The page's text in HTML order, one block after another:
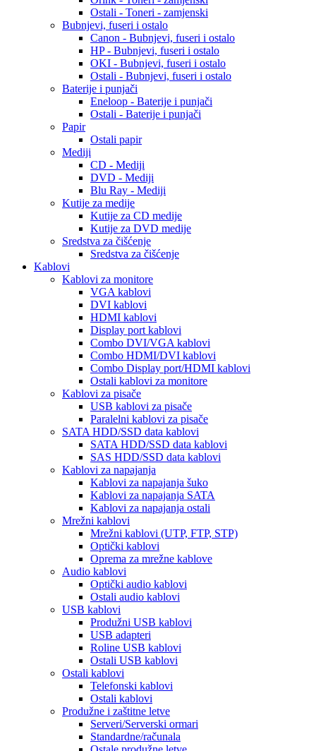
Ostali - Toneri - zamjenski
Bubnjevi, fuseri i ostalo
Canon - Bubnjevi, fuseri i ostalo
HP - Bubnjevi, fuseri i ostalo
OKI - Bubnjevi, fuseri i ostalo
Ostali - Bubnjevi, fuseri i ostalo
Baterije i punjači
Eneloop - Baterije i punjači
Ostali - Baterije i punjači
Papir
Ostali papir
Mediji
CD - Mediji
DVD - Mediji
Blu Ray - Mediji
Kutije za medije
Kutije za CD medije
Kutije za DVD medije
Sredstva za čišćenje
Sredstva za čišćenje
Kablovi
Kablovi za monitore
VGA kablovi
DVI kablovi
HDMI kablovi
Display port kablovi
Combo DVI/VGA kablovi
Combo HDMI/DVI kablovi
Combo Display port/HDMI kablovi
Ostali kablovi za monitore
Kablovi za pisače
USB kablovi za pisače
Paralelni kablovi za pisače
SATA HDD/SSD data kablovi
SATA HDD/SSD data kablovi
SAS HDD/SSD data kablovi
Kablovi za napajanja
Kablovi za napajanja šuko
Kablovi za napajanja SATA
Kablovi za napajanja ostali
Mrežni kablovi
Mrežni kablovi (UTP, FTP, STP)
Optički kablovi
Oprema za mrežne kablove
Audio kablovi
Optički audio kablovi
Ostali audio kablovi
USB kablovi
Produžni USB kablovi
USB adapteri
Roline USB kablovi
Ostali USB kablovi
Ostali kablovi
Telefonski kablovi
Ostali kablovi
Produžne i zaštitne letve
Serveri/Serverski ormari
Standardne/računala